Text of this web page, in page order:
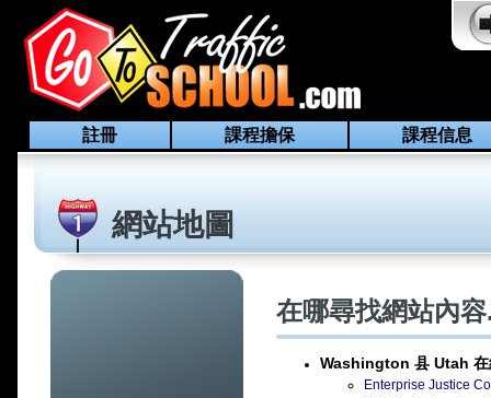
註冊 課程擔保 課程信息
網站地圖
在哪尋找網站內
Washington 县 Utah
Enterprise Justice